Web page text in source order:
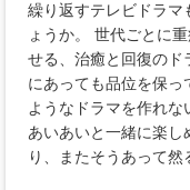
繰り返すテレビドラマ
ょうか。 世代ごとに
せる、治癒と回復のド
にあっても品位を保
ようなドラマを作れ
あいあいと一緒に楽し
り、またそうあって然